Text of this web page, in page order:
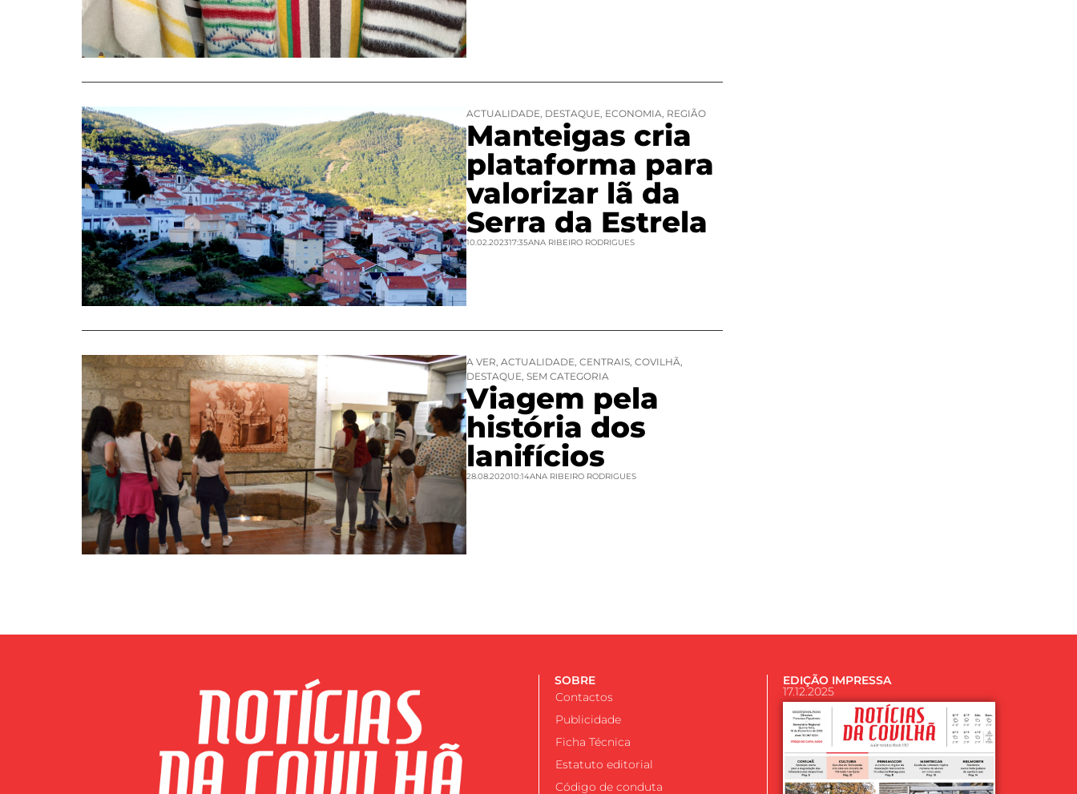
ACTUALIDADE, DESTAQUE, ECONOMIA, REGIÃO
Manteigas cria
plataforma para
valorizar lã da
Serra da Estrela
10.02.202317:35ANA RIBEIRO RODRIGUES
A VER, ACTUALIDADE, CENTRAIS, COVILHÃ,
DESTAQUE, SEM CATEGORIA
Viagem pela
história dos
lanifícios
28.08.202010:14ANA RIBEIRO RODRIGUES
SOBRE
Contactos
Publicidade
Ficha Técnica
Estatuto editorial
Código de conduta
EDIÇÃO IMPRESSA
17.12.2025